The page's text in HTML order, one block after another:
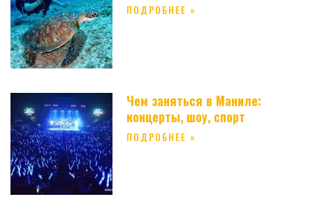
ПОДРОБНЕЕ »
Чем заняться в Маниле:
концерты, шоу, спорт
ПОДРОБНЕЕ »